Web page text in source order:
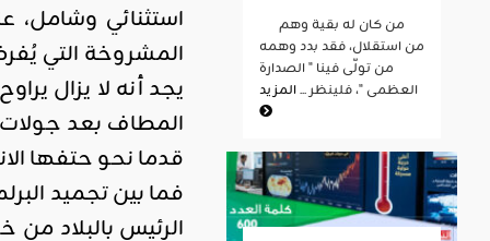
استثنائي وشامل،
المشروخة التي
يجد أنه لا يزال
المطاف بعد جولات
قدما نحو حتفها
فما بين تجميد
من استقلال، فقد بدد وهمه
من تولّى فينا " الصدارة
العظمى "، فلينظر ...المزيد